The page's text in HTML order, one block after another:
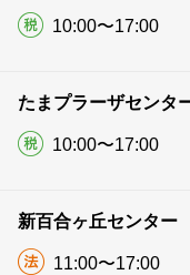
10:00〜17:00
たまプラーザセンタ
10:00〜17:00
新百合ヶ丘センター
11:00〜17:00